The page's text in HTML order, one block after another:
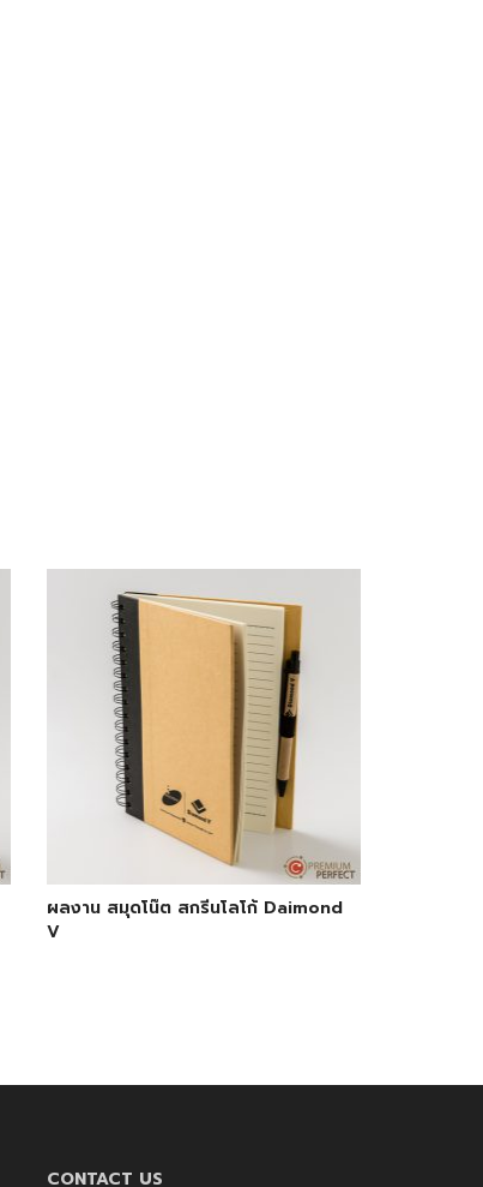
ผลงาน สมุดโน๊ต สกรีนโลโก้ Daimond
V
CONTACT US